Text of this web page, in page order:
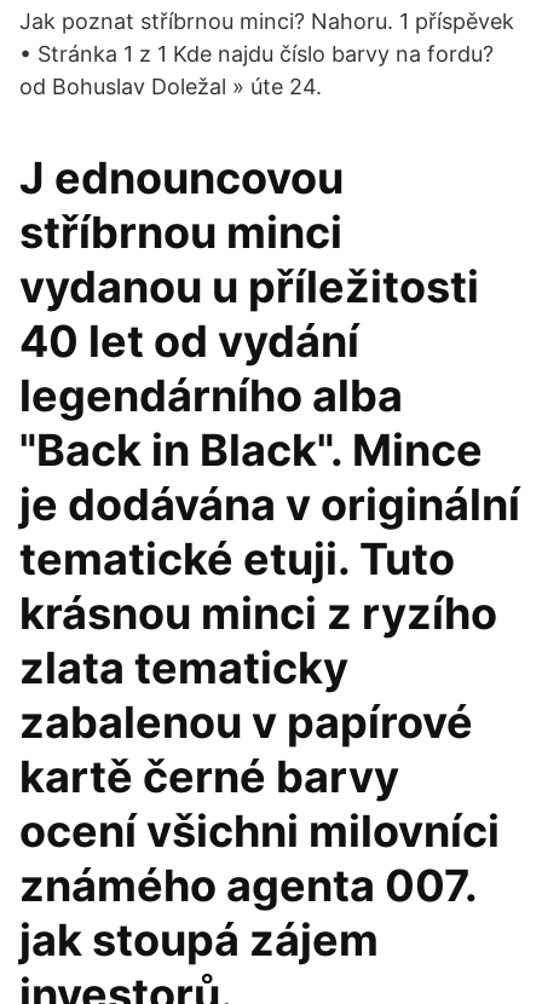
Jak poznat stříbrnou minci? Nahoru. 1 příspěvek
• Stránka 1 z 1 Kde najdu číslo barvy na fordu?
od Bohuslav Doležal » úte 24.
J ednouncovou
stříbrnou minci
vydanou u příležitosti
40 let od vydání
legendárního alba
"Back in Black". Mince
je dodávána v originální
tematické etuji. Tuto
krásnou minci z ryzího
zlata tematicky
zabalenou v papírové
kartě černé barvy
ocení všichni milovníci
známého agenta 007.
jak stoupá zájem